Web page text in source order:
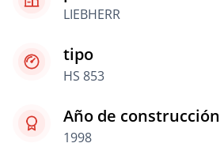
LIEBHERR
tipo
HS 853
Año de construcción
1998